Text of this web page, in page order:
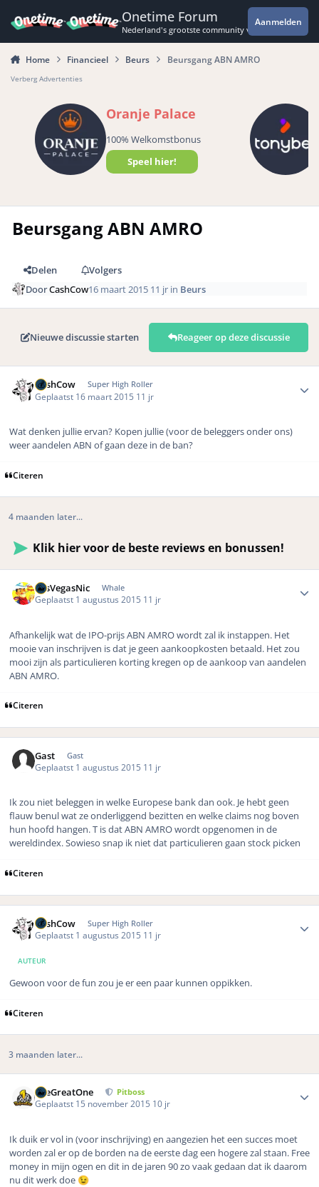
Onetime Forum
Nederland's grootste community voor de
Aanmelden
Home Financieel Beurs Beursgang ABN AMRO
Verberg Advertenties
Oranje Palace
100% Welkomstbonus
Speel hier!
Beursgang ABN AMRO
Delen
Volgers
DoorCashCow16 maart 2015 11 jr in Beurs
Nieuwe discussie starten Reageer op deze discussie
CashCow Super High Roller
Geplaatst 16 maart 2015 11 jr
Wat denken jullie ervan? Kopen jullie (voor de beleggers onder ons)
weer aandelen ABN of gaan deze in de ban?
Citeren
4 maanden later...
Klik hier voor de beste reviews en bonussen!
LasVegasNic Whale
Geplaatst 1 augustus 2015 11 jr
Afhankelijk wat de IPO-prijs ABN AMRO wordt zal ik instappen. Het
mooie van inschrijven is dat je geen aankoopkosten betaald. Het zou
mooi zijn als particulieren korting kregen op de aankoop van aandelen
ABN AMRO.
Citeren
Gast Gast
Geplaatst 1 augustus 2015 11 jr
Ik zou niet beleggen in welke Europese bank dan ook. Je hebt geen
flauw benul wat ze onderliggend bezitten en welke claims nog boven
hun hoofd hangen. T is dat ABN AMRO wordt opgenomen in de
wereldindex. Sowieso snap ik niet dat particulieren gaan stock picken
Citeren
CashCow Super High Roller
Geplaatst 1 augustus 2015 11 jr
AUTEUR
Gewoon voor de fun zou je er een paar kunnen oppikken.
Citeren
3 maanden later...
TheGreatOne Pitboss
Geplaatst 15 november 2015 10 jr
Ik duik er vol in (voor inschrijving) en aangezien het een succes moet
worden zal er op de borden na de eerste dag een hogere zal staan. Free
money in mijn ogen en dit in de jaren 90 zo vaak gedaan dat ik daarom
nu dit werk doe 😉